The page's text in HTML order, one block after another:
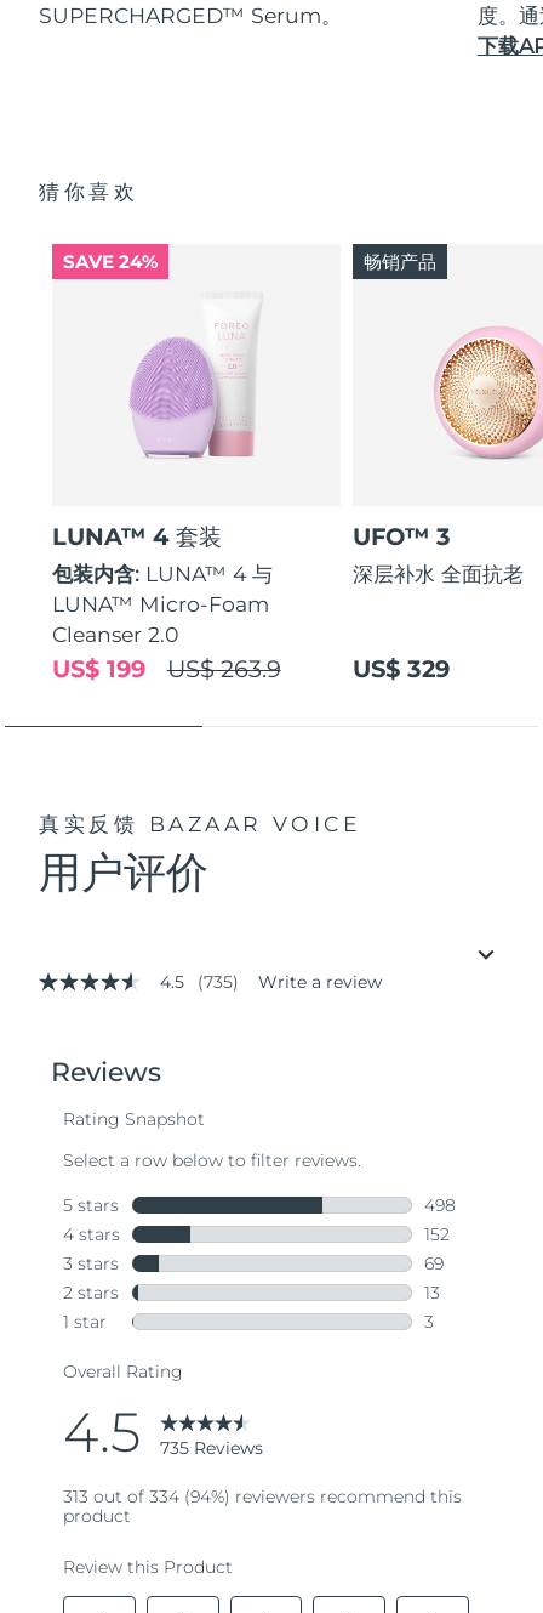
SUPERCHARGED™ Serum。
度。
下载
猜你喜欢
SAVE 24%
LUNA™ 4 套装
包装内含: LUNA™ 4 与
LUNA™ Micro-Foam
Cleanser 2.0
US$ 263.9
US$ 199
UFO™ 3
深层补水 全面抗老
US$ 329
畅销产品
真实反馈 BAZAAR VOICE
用户评价
4.5
stars,
average
value.
735
Same
page
link.
4.5 (735) Write a review